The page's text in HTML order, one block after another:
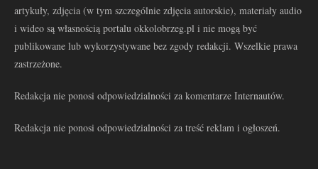
artykuły, zdjęcia (w tym szczególnie zdjęcia autorskie), materiały audio
i wideo są własnością portalu okkolobrzeg.pl i nie mogą być
publikowane lub wykorzystywane bez zgody redakcji. Wszelkie prawa
zastrzeżone.
Redakcja nie ponosi odpowiedzialności za komentarze Internautów.
Redakcja nie ponosi odpowiedzialności za treść reklam i ogłoszeń.